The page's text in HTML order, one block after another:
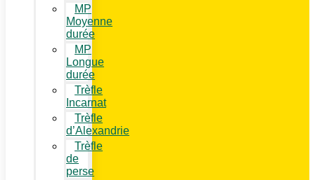
MP
Moyenne
durée
MP
Longue
durée
Trèfle
Incarnat
Trèfle
d’Alexandrie
Trèfle
de
perse